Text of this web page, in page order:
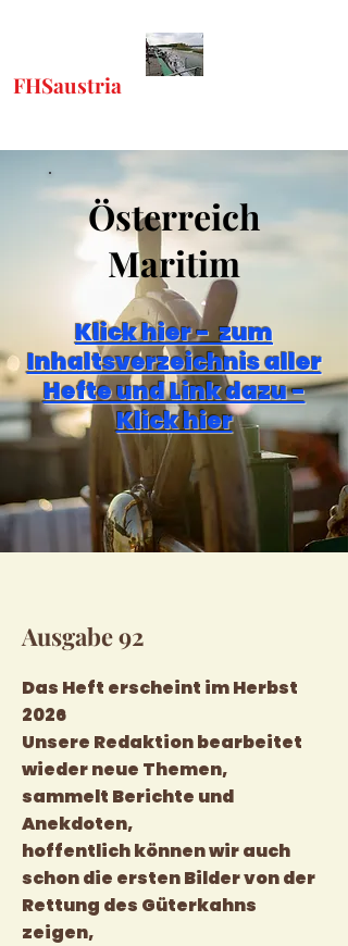
FHSaustria
Österreich
Maritim
Klick hier - zum
Inhaltsverzeichnis aller
Hefte und Link dazu -
Klick hier
Ausgabe 92
Das Heft erscheint im Herbst
2026
Unsere Redaktion bearbeitet
wieder neue Themen,
sammelt Berichte und
Anekdoten,
hoffentlich können wir auch
schon die ersten Bilder von der
Rettung des Güterkahns
zeigen,